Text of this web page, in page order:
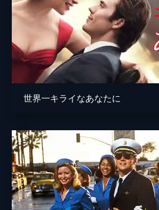
世界一キライなあなたに